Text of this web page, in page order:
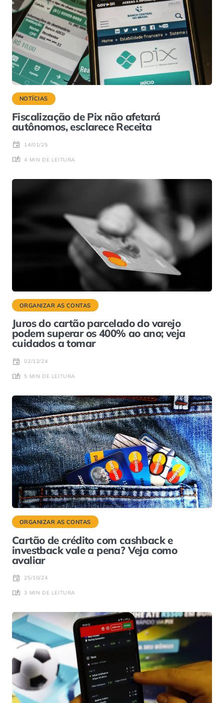
NOTÍCIAS
Fiscalização de Pix não afetará
autônomos, esclarece Receita
14/01/25
4 MIN DE LEITURA
ORGANIZAR AS CONTAS
Juros do cartão parcelado do varejo
podem superar os 400% ao ano; veja
cuidados a tomar
02/12/24
5 MIN DE LEITURA
ORGANIZAR AS CONTAS
Cartão de crédito com cashback e
investback vale a pena? Veja como
avaliar
25/10/24
3 MIN DE LEITURA